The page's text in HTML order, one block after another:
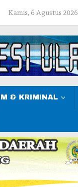
Kamis, 6 Agustus 2026
& KRIMINAL